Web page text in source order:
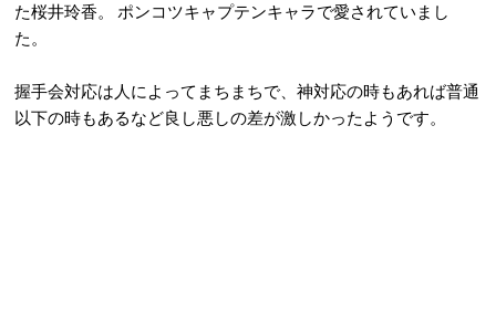
た桜井玲香。 ポンコツキャプテンキャラで愛されていまし
た。
握手会対応は人によってまちまちで、神対応の時もあれば普通
以下の時もあるなど良し悪しの差が激しかったようです。